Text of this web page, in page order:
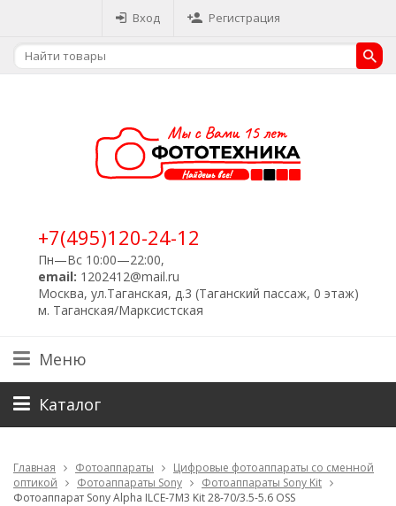
Вход Регистрация
+7(495)120-24-12
Пн—Вс 10:00—22:00,
email: 1202412@mail.ru
Москва, ул.Таганская, д.3 (Таганский пассаж, 0 этаж)
м. Таганская/Марксистская
Меню
Каталог
Главная Фотоаппараты
Цифровые фотоаппараты со сменной
оптикой
Фотоаппараты Sony
Фотоаппараты Sony Kit
Фотоаппарат Sony Alpha ILCE-7M3 Kit 28-70/3.5-5.6 OSS